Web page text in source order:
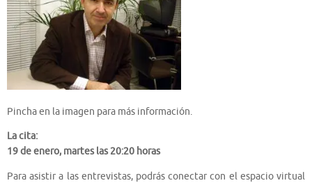
Pincha en la imagen para más información.
La cita:
19 de enero, martes las 20:20 horas
Para asistir a las entrevistas, podrás conectar con el espacio virtual